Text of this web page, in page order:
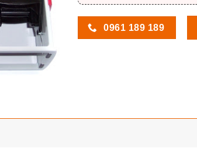
0961 189 189